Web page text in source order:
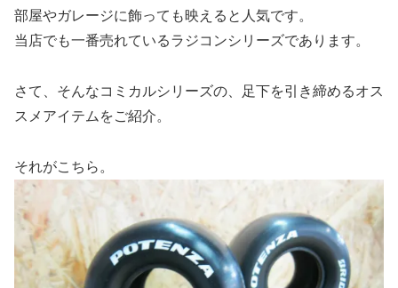
部屋やガレージに飾っても映えると人気です。
当店でも一番売れているラジコンシリーズであります。
さて、そんなコミカルシリーズの、足下を引き締めるオス
スメアイテムをご紹介。
それがこちら。